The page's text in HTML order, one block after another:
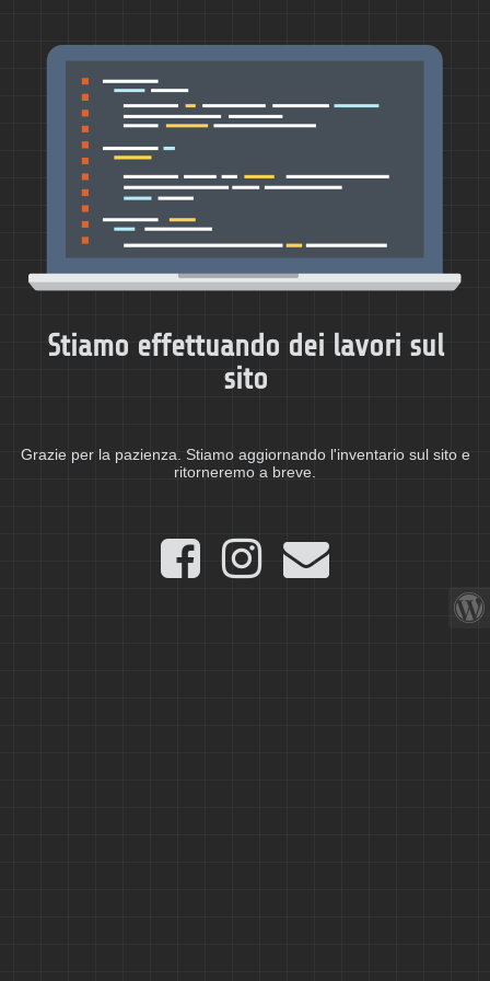
Stiamo effettuando dei lavori sul
sito
Grazie per la pazienza. Stiamo aggiornando l'inventario sul sito e
ritorneremo a breve.